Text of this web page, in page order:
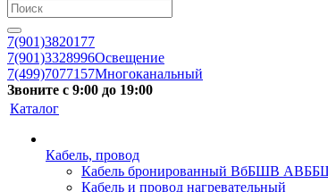
7(901)3820177
7(901)3328996Освещение
7(499)7077157Многоканальный
Звоните с 9:00 до 19:00
Каталог
Кабель, провод
Кабель бронированный ВбБШВ
Кабель и провод нагревательный